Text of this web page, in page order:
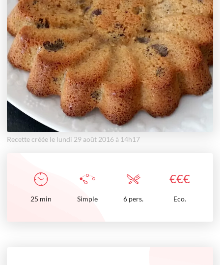
Recette créée le lundi 29 août 2016 à 14h17
€€€
25 min Simple 6 pers. Eco.